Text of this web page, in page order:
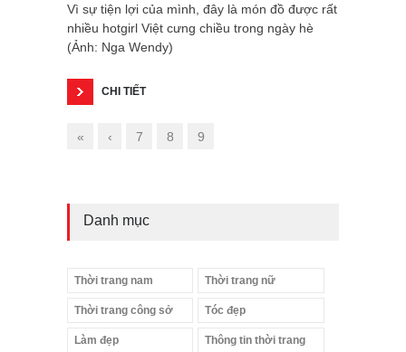
Vì sự tiện lợi của mình, đây là món đồ được rất
nhiều hotgirl Việt cưng chiều trong ngày hè
(Ảnh: Nga Wendy)
CHI TIẾT
« ‹ 7 8 9
Danh mục
Thời trang nam Thời trang nữ
Thời trang công sở Tóc đẹp
Làm đẹp Thông tin thời trang